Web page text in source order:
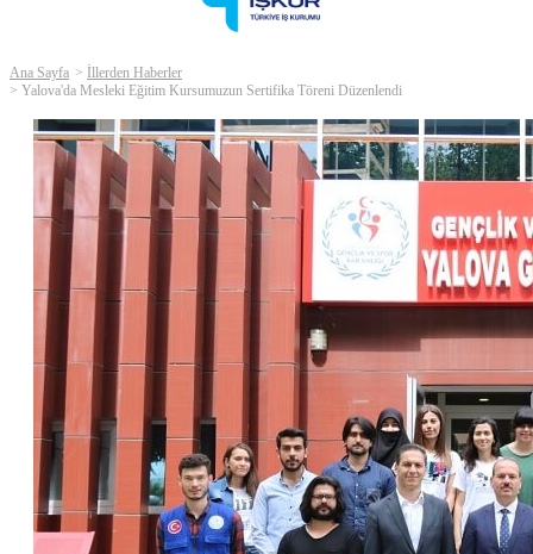
Ana Sayfa
İllerden Haberler
Yalova'da Mesleki Eğitim Kursumuzun Sertifika Töreni Düzenlendi